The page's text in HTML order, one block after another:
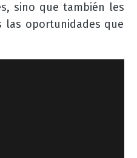
sino que también les
las oportunidades que